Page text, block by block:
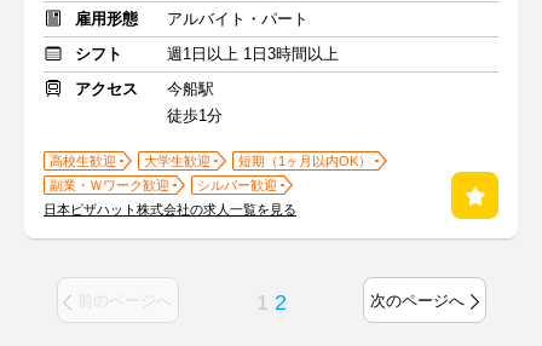
雇用形態
アルバイト・パート
シフト
週1日以上 1日3時間以上
アクセス
今船駅
徒歩1分
高校生歓迎 大学生歓迎
短期（1ヶ月以内OK）
副業・Ｗワーク歓迎
シルバー歓迎
日本ピザハット株式会社の求人一覧を見る
前のページへ 1 2 次のページへ